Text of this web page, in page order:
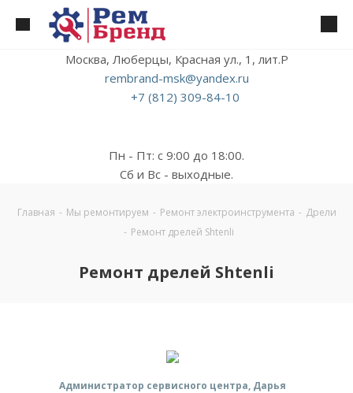
Москва, Люберцы, Красная ул., 1, лит.Р
rembrand-msk@yandex.ru
+7 (812) 309-84-10
Пн - Пт: с 9:00 до 18:00.
Сб и Вс - выходные.
Главная - Мы ремонтируем - Ремонт электроинструмента - Дрели
- Ремонт дрелей Shtenli
Ремонт дрелей Shtenli
Администратор сервисного центра, Дарья